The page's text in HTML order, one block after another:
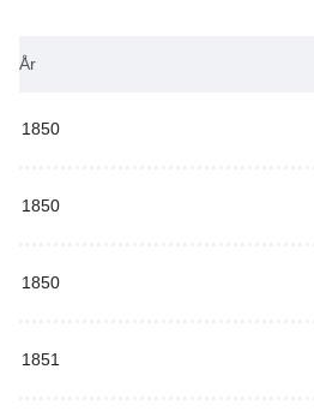
År
1850
1850
1850
1851